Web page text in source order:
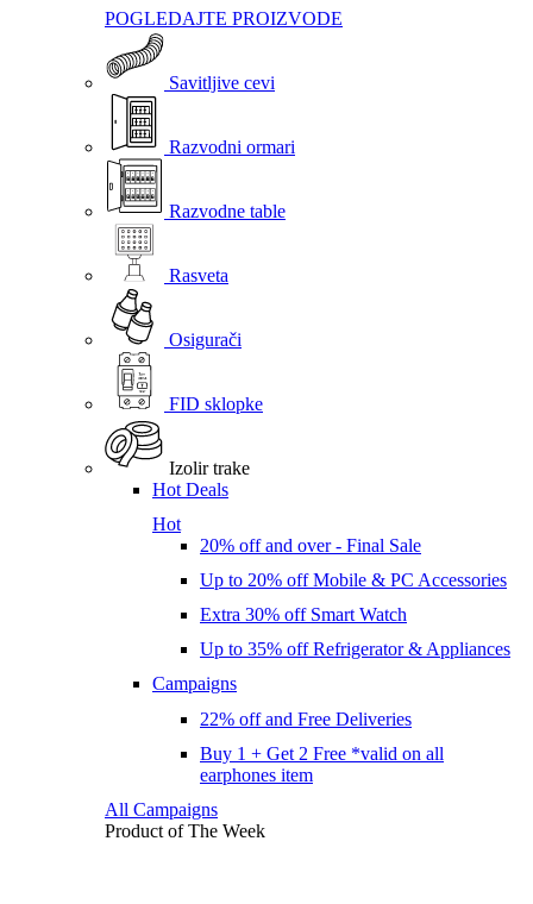
POGLEDAJTE PROIZVODE
Savitljive cevi
Razvodni ormari
Razvodne table
Rasveta
Osigurači
FID sklopke
Izolir trake
Hot Deals
Hot
20% off and over - Final Sale
Up to 20% off Mobile & PC Accessories
Extra 30% off Smart Watch
Up to 35% off Refrigerator & Appliances
Campaigns
22% off and Free Deliveries
Buy 1 + Get 2 Free *valid on all
earphones item
All Campaigns
Product of The Week